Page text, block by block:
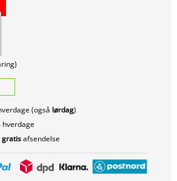
(også lørdag)
gratisafsendelse